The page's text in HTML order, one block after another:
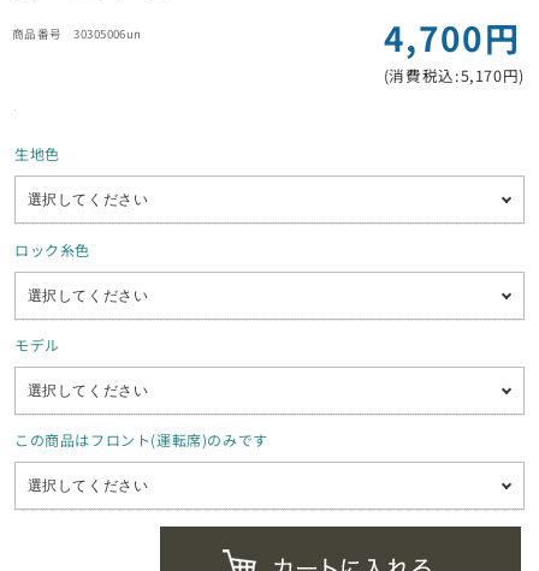
30305006un 4,700円
(消費税込:5,170円)
生地色
ロック糸色
モデル
この商品はフロント(運転席)のみです